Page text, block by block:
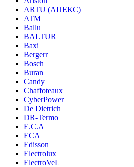
ARTU (АПЕКС)
ATM
Ballu
BALTUR
Baxi
Bergerr
Bosch
Buran
Candy
Chaffoteaux
CyberPower
De Dietrich
DR-Termo
E.C.A
ECA
Edisson
Electrolux
ElectroVeL